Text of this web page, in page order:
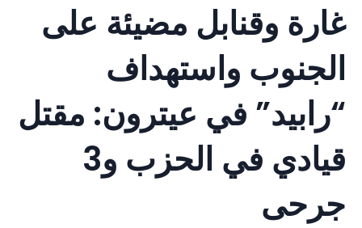
غارة وقنابل مضيئة على
الجنوب واستهداف
“رابيد” في عيترون: مقتل
قيادي في الحزب و3
جرحى